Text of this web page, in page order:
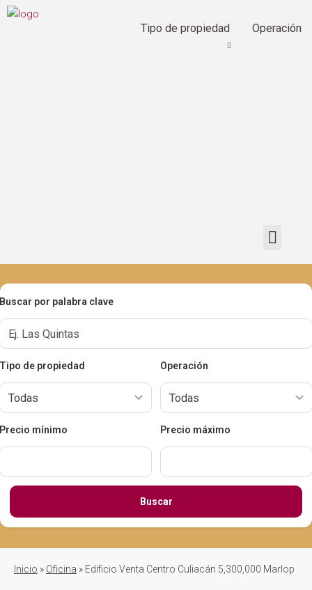
Tipo de propiedad Operación
Buscar por palabra clave
Tipo de propiedad Operación
Precio mínimo Precio máximo
Buscar
Inicio » Oficina » Edificio Venta Centro Culiacán 5,300,000 Marlop